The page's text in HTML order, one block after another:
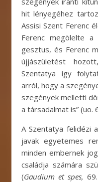
hit lényegéhez
Assisi Szent Ferenc
Ferenc megölelte
gesztus, és Ferenc
újjászületést
Szentatya így
arról, hogy a
szegények melletti
a társadalmat is” (uo.
A Szentatya felidézi
javak egyetemes
minden embernek
családja számára
(Gaudium et spes,